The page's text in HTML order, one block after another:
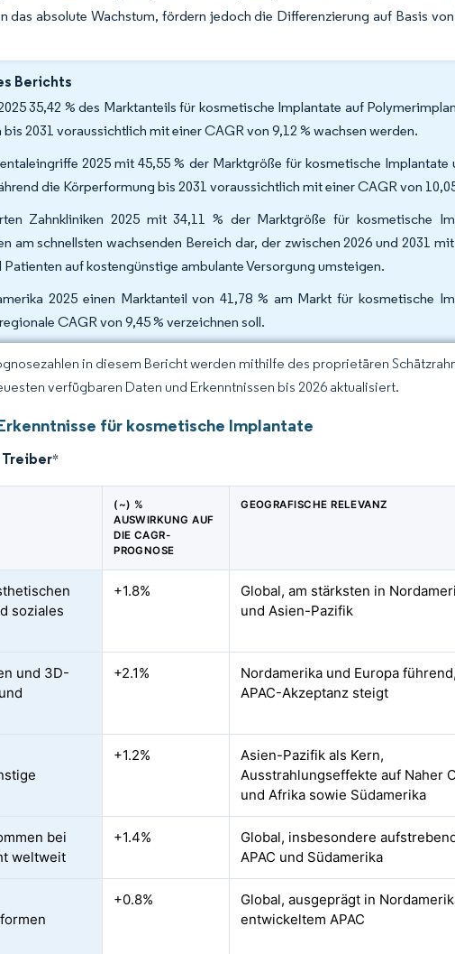
das absolute Wachstum, fördern jedoch die Differenzierung auf Basis
Berichts
35,42 % des Marktanteils für kosmetische Implantate auf
2031 voraussichtlich mit einer CAGR von 9,12 % wachsen werden.
2025 mit 45,55 % der Marktgröße für kosmetische
die Körperformung bis 2031 voraussichtlich mit einer CAGR von
Zahnkliniken 2025 mit 34,11 % der Marktgröße für kosmetische
am schnellsten wachsenden Bereich dar, der zwischen 2026 und 2031
auf kostengünstige ambulante Versorgung umsteigen.
2025 einen Marktanteil von 41,78 % am Markt für kosmetische
CAGR von 9,45 % verzeichnen soll.
in diesem Bericht werden mithilfe des proprietären
verfügbaren Daten und Erkenntnissen bis 2026 aktualisiert.
für kosmetische Implantate
Treiber*
(~) %
AUSWIRKUNG AUF
DIE CAGR-
PROGNOSE
GEOGRAFISCHE RELEVANZ
soziales
+1.8%
Global, am stärksten in
und Asien-Pazifik
und 3D-
+2.1%
Nordamerika und Europa führend,
APAC-Akzeptanz steigt
+1.2%
Asien-Pazifik als Kern,
Ausstrahlungseffekte auf Naher
und Afrika sowie Südamerika
bei
weltweit
+1.4%
Global, insbesondere
APAC und Südamerika
+0.8%
Global, ausgeprägt in
entwickeltem APAC